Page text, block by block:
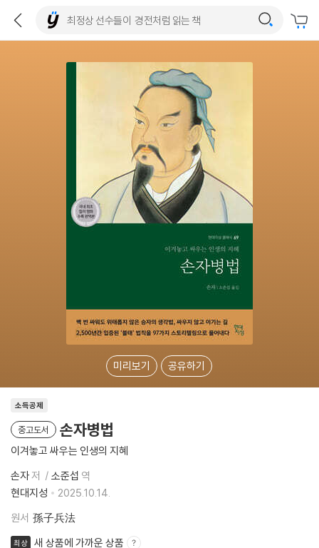
미리보기 공유하기
소득공제
중고도서 손자병법
이겨놓고 싸우는 인생의 지혜
손자저 소준섭 역
현대지성
2025.10.14.
원서 孫子兵法
최상 새 상품에 가까운 상품